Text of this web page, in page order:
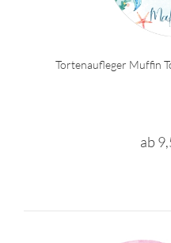
Tortenaufleger Muffin
ab